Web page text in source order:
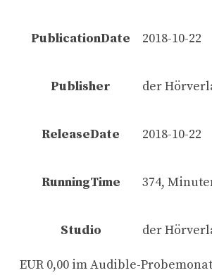
PublicationDate 2018-10-22
Publisher der
ReleaseDate 2018-10-22
RunningTime 374,
Studio der
EUR 0,00 im Audible-Probemonat